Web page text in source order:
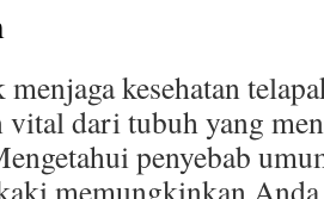
kesehatan
vital dari tubuh yang
penyebab
memungkinkan